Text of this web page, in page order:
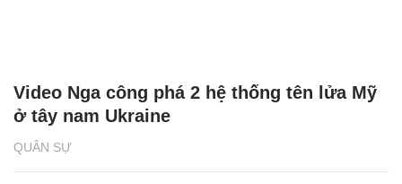
QUÂN SỰ
Video Nga công phá 2 hệ thống tên lửa Mỹ
ở tây nam Ukraine